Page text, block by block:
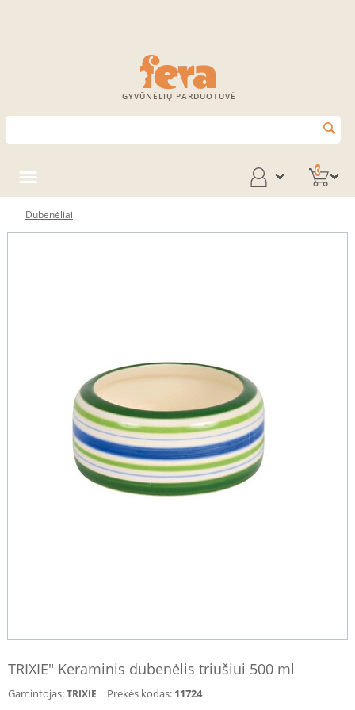
GYVŪNĖLIŲ PARDUOTUVĖ
0
Dubenėliai
TRIXIE" Keraminis dubenėlis triušiui 500 ml
Gamintojas:TRIXIE Prekės kodas: 11724